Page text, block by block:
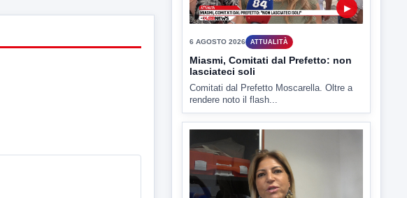
Miasmi, Comitati dal Prefetto: non
lasciateci soli
Comitati dal Prefetto Moscarella. Oltre a
rendere noto il flash...
6 AGOSTO 2026 ATTUALITÀ